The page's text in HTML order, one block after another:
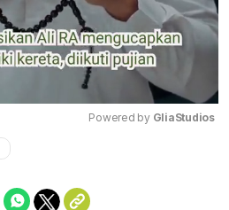
Powered by GliaStudios